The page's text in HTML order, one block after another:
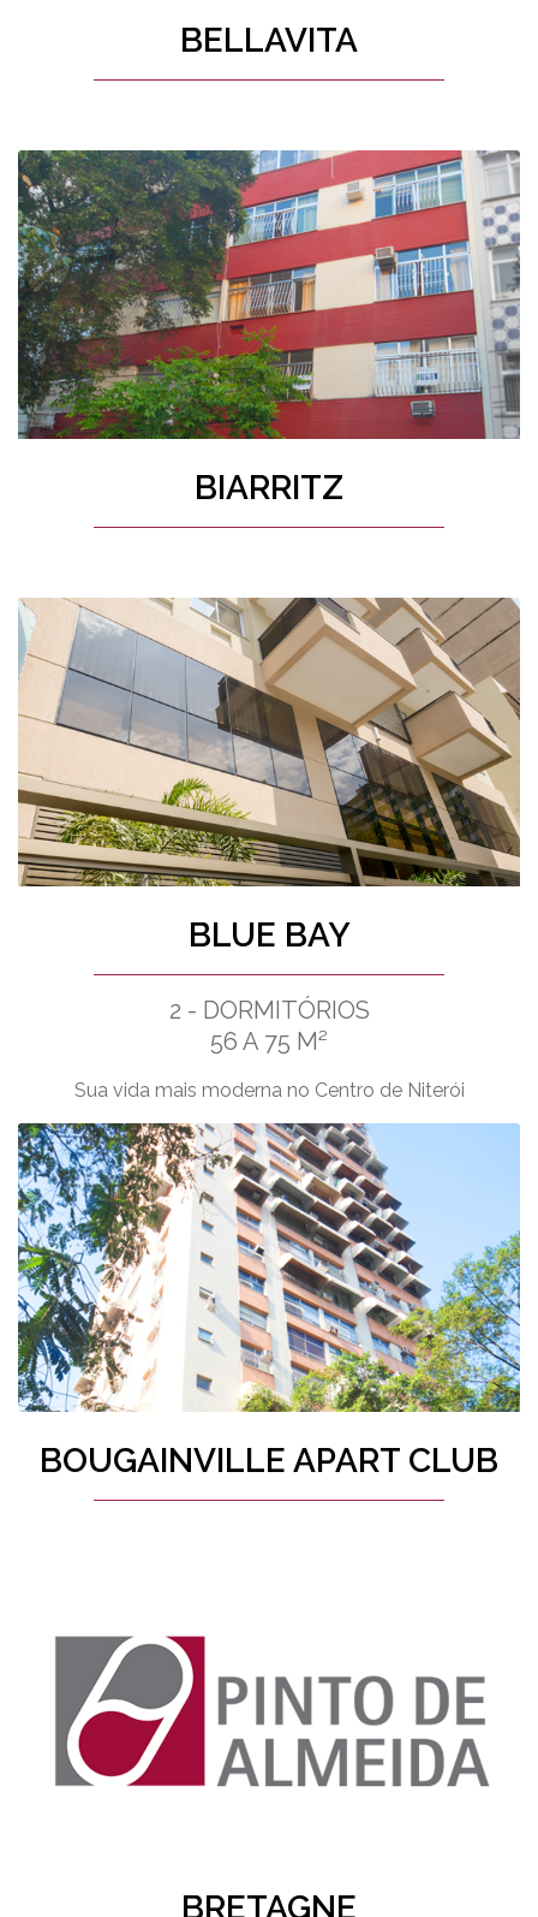
BELLAVITA
BIARRITZ
BLUE BAY
2 - DORMITÓRIOS
56 A 75 M²
Sua vida mais moderna no Centro de Niterói
BOUGAINVILLE APART CLUB
BRETAGNE